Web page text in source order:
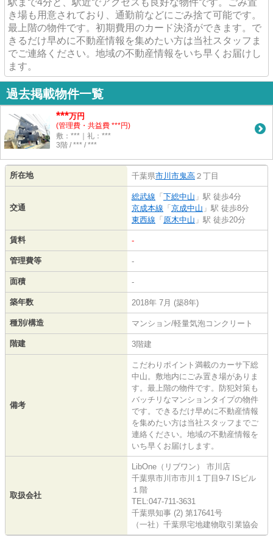
駅まで4分と、駅近でアクセスも良好な物件です。ごみ置
き場も用意されており、通勤前などにごみ捨て可能です。
最上階の物件です。初期費用のカード決済ができます。で
きるだけ早めに不動産情報を集めたい方は当社スタッフま
でご連絡ください。地域の不動産情報をいち早くお届けし
ます。
過去掲載物件一覧
***万円
(管理費・共益費 ***円)
敷：***｜礼：***
3階 / *** / ***
所在地 千葉県市川市鬼高 ２丁目
交通
総武線 「 下総中山 」駅 徒歩4分
京成本線 「 京成中山 」駅 徒歩8分
東西線 「 原木中山 」駅 徒歩20分
賃料 -
管理費等 -
面積 -
築年数 2018年 7月 (築8年)
種別/構造 マンション/軽量気泡コンクリート
階建 3階建
備考
こだわりポイント満載のカーサ下総
中山。敷地内にごみ置き場がありま
す。最上階の物件です。防犯対策も
バッチリなマンションタイプの物件
です。できるだけ早めに不動産情報
を集めたい方は当社スタッフまでご
連絡ください。地域の不動産情報を
いち早くお届けします。
取扱会社
LibOne（リブワン） 市川店
千葉県市川市市川１丁目9-7 ISビル
１階
TEL:047-711-3631
千葉県知事 (2) 第17641号
（一社）千葉県宅地建物取引業協会